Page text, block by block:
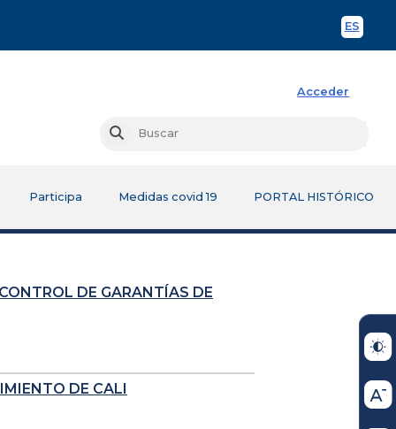
ES
Acceder
Buscar
Participa Medidas covid 19 PORTAL HISTÓRICO
DE GARANTÍAS DE
DE CALI